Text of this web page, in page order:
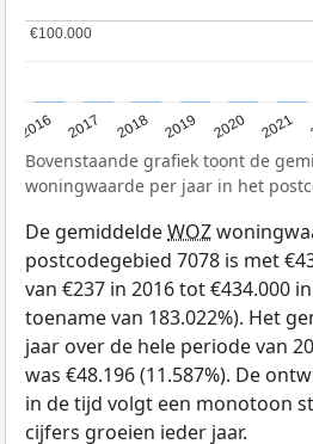
2016 2017 2018 2019 2020 2021
€100.000
€100.000
Bovenstaande grafiek toont de
woningwaarde per jaar in het
De gemiddeldeWOZ
postcodegebied 7078 is met
van €237 in 2016 tot €434.000
toename van 183.022%). Het
jaar over de hele periode van
was €48.196 (11.587%). De
in de tijd volgt een monotoon
cijfers groeien ieder jaar.